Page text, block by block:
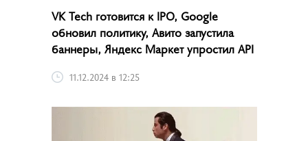
VK Tech готовится к IPO, Google
обновил политику, Авито запустила
баннеры, Яндекс Маркет упростил API
11.12.2024 в 12:25